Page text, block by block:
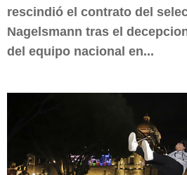
rescindió el contrato del
Nagelsmann tras el
del equipo nacional en...